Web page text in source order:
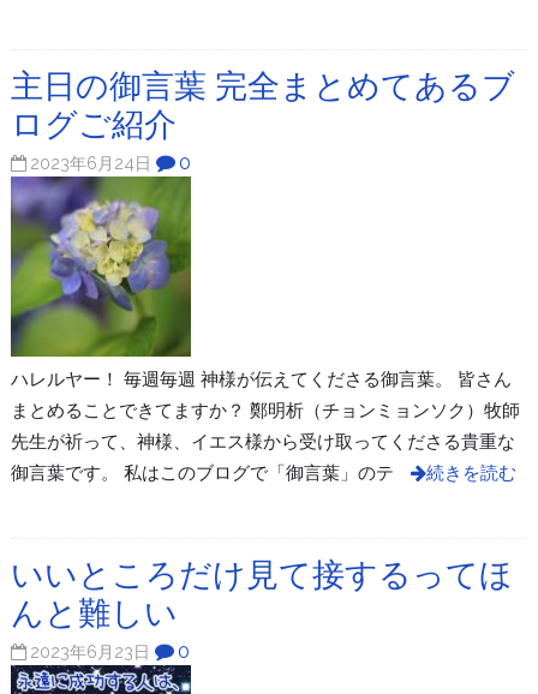
主日の御言葉 完全まとめてあるブ
ログご紹介
2023年6月24日 0
ハレルヤー！ 毎週毎週 神様が伝えてくださる御言葉。 皆さん
まとめることできてますか？ 鄭明析（チョンミョンソク）牧師
先生が祈って、神様、イエス様から受け取ってくださる貴重な
御言葉です。 私はこのブログで「御言葉」のテ
続きを読む
いいところだけ見て接するってほ
んと難しい
2023年6月23日 0